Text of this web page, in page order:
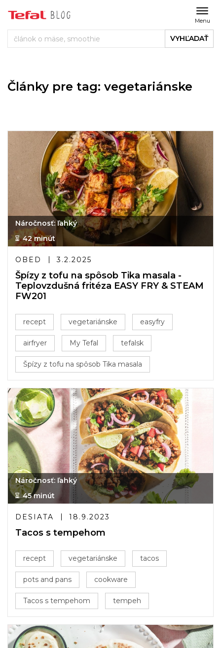
Menu
VYHĽADAŤ
Články pre tag: vegetariánske
Náročnosť: ľahký
42 minút
OBED 3.2.2025
Špízy z tofu na spôsob Tika masala -
Teplovzdušná fritéza EASY FRY & STEAM
FW201
recept vegetariánske easyfry
airfryer My Tefal tefalsk
Špízy z tofu na spôsob Tika masala
Náročnosť: ľahký
45 minút
DESIATA 18.9.2023
Tacos s tempehom
recept vegetariánske tacos
pots and pans cookware
Tacos s tempehom tempeh